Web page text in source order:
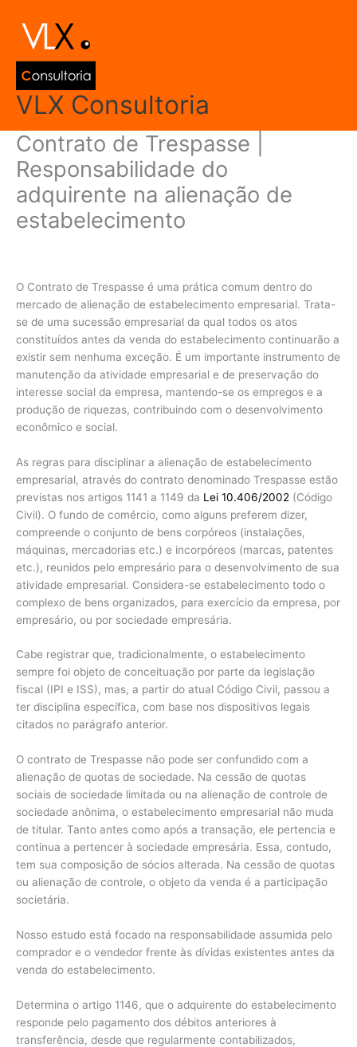
para
conteúdo
VLX Consultoria
Contrato de Trespasse |
Responsabilidade do
adquirente na alienação de
estabelecimento
O Contrato de Trespasse é uma prática comum dentro do
mercado de alienação de estabelecimento empresarial. Trata-
se de uma sucessão empresarial da qual todos os atos
constituídos antes da venda do estabelecimento continuarão a
existir sem nenhuma exceção. É um importante instrumento de
manutenção da atividade empresarial e de preservação do
interesse social da empresa, mantendo-se os empregos e a
produção de riquezas, contribuindo com o desenvolvimento
econômico e social.
As regras para disciplinar a alienação de estabelecimento
empresarial, através do contrato denominado Trespasse estão
previstas nos artigos 1141 a 1149 da Lei 10.406/2002 (Código
Civil). O fundo de comércio, como alguns preferem dizer,
compreende o conjunto de bens corpóreos (instalações,
máquinas, mercadorias etc.) e incorpóreos (marcas, patentes
etc.), reunidos pelo empresário para o desenvolvimento de sua
atividade empresarial. Considera-se estabelecimento todo o
complexo de bens organizados, para exercício da empresa, por
empresário, ou por sociedade empresária.
Cabe registrar que, tradicionalmente, o estabelecimento
sempre foi objeto de conceituação por parte da legislação
fiscal (IPI e ISS), mas, a partir do atual Código Civil, passou a
ter disciplina específica, com base nos dispositivos legais
citados no parágrafo anterior.
O contrato de Trespasse não pode ser confundido com a
alienação de quotas de sociedade. Na cessão de quotas
sociais de sociedade limitada ou na alienação de controle de
sociedade anônima, o estabelecimento empresarial não muda
de titular. Tanto antes como após a transação, ele pertencia e
continua a pertencer à sociedade empresária. Essa, contudo,
tem sua composição de sócios alterada. Na cessão de quotas
ou alienação de controle, o objeto da venda é a participação
societária.
Nosso estudo está focado na responsabilidade assumida pelo
comprador e o vendedor frente às dívidas existentes antes da
venda do estabelecimento.
Determina o artigo 1146, que o adquirente do estabelecimento
responde pelo pagamento dos débitos anteriores à
transferência, desde que regularmente contabilizados,